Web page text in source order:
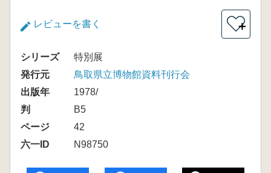
レビューを書く ＋
シリーズ
特別展
発行元
鳥取県立博物館資料刊行会
出版年
1978/
判
B5
ページ
42
六一ID
N98750